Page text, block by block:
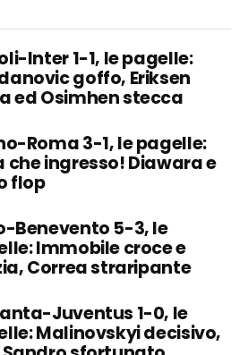
Inter 1-1, le pagelle:
goffo, Eriksen
ed Osimhen stecca
Roma 3-1, le pagelle:
che ingresso! Diawara e
flop
Benevento 5-3, le
Immobile croce e
Correa straripante
Juventus 1-0, le
Malinovskyi decisivo,